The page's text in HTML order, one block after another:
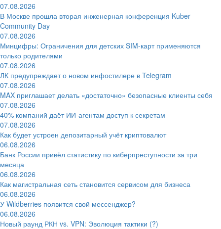
07.08.2026
В Москве прошла вторая инженерная конференция Kuber
Community Day
07.08.2026
Минцифры: Ограничения для детских SIM-карт применяются
только родителями
07.08.2026
ЛК предупреждает о новом инфостилере в Telegram
07.08.2026
MAX приглашает делать «достаточно» безопасные клиенты себя
07.08.2026
40% компаний даёт ИИ‑агентам доступ к секретам
07.08.2026
Как будет устроен депозитарный учёт криптовалют
06.08.2026
Банк России привёл статистику по киберпреступности за три
месяца
06.08.2026
Как магистральная сеть становится сервисом для бизнеса
06.08.2026
У Wildberries появится свой мессенджер?
06.08.2026
Новый раунд РКН vs. VPN: Эволюция тактики (?)